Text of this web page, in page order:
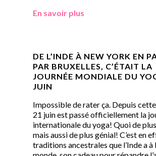
En savoir plus
DE L’INDE À NEW YORK EN
PAR BRUXELLES, C’ÉTAIT LA
JOURNÉE MONDIALE DU
JUIN
Impossible de rater ça. Depuis
21 juin est passé officiellement la
internationale du yoga! Quoi de
mais aussi de plus génial! C’est en
traditions ancestrales que l’Inde a à